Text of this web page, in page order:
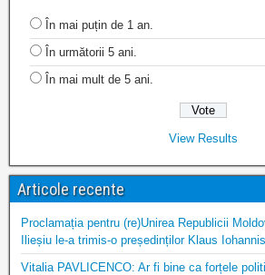
În mai puțin de 1 an.
În următorii 5 ani.
În mai mult de 5 ani.
View Results
Articole recente
Proclamația pentru (re)Unirea Republicii
Ilieșiu le-a trimis-o președinților Klaus
Vitalia PAVLICENCO: Ar fi bine ca forțele